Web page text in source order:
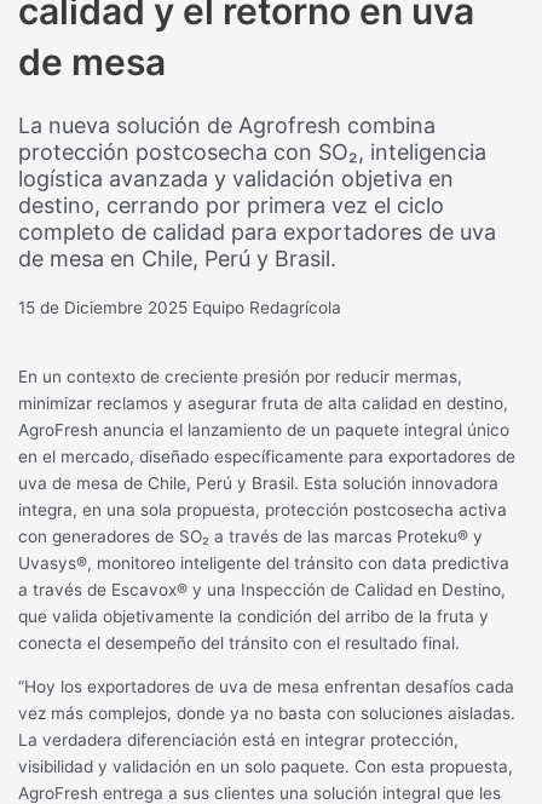
calidad y el retorno en uva
de mesa
La nueva solución de Agrofresh combina
protección postcosecha con SO₂, inteligencia
logística avanzada y validación objetiva en
destino, cerrando por primera vez el ciclo
completo de calidad para exportadores de uva
de mesa en Chile, Perú y Brasil.
15 de Diciembre 2025 Equipo Redagrícola
En un contexto de creciente presión por reducir mermas,
minimizar reclamos y asegurar fruta de alta calidad en destino,
AgroFresh anuncia el lanzamiento de un paquete integral único
en el mercado, diseñado específicamente para exportadores de
uva de mesa de Chile, Perú y Brasil. Esta solución innovadora
integra, en una sola propuesta, protección postcosecha activa
con generadores de SO₂ a través de las marcas Proteku® y
Uvasys®, monitoreo inteligente del tránsito con data predictiva
a través de Escavox® y una Inspección de Calidad en Destino,
que valida objetivamente la condición del arribo de la fruta y
conecta el desempeño del tránsito con el resultado final.
“Hoy los exportadores de uva de mesa enfrentan desafíos cada
vez más complejos, donde ya no basta con soluciones aisladas.
La verdadera diferenciación está en integrar protección,
visibilidad y validación en un solo paquete. Con esta propuesta,
AgroFresh entrega a sus clientes una solución integral que les